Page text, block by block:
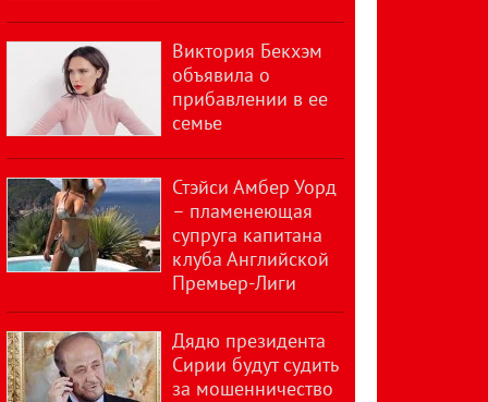
Виктория Бекхэм
объявила о
прибавлении в ее
семье
Стэйси Амбер Уорд
– пламенеющая
супруга капитана
клуба Английской
Премьер-Лиги
Дядю президента
Сирии будут судить
за мошенничество